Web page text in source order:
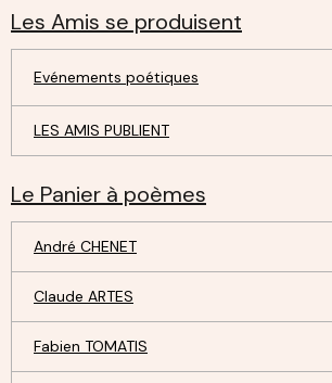
Les Amis se produisent
Evénements poétiques
LES AMIS PUBLIENT
Le Panier à poèmes
André CHENET
Claude ARTES
Fabien TOMATIS